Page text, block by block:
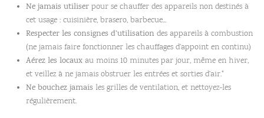
Ne jamais utiliser pour se chauffer des appareils non destinés à
cet usage : cuisinière, brasero, barbecue...
Respecter les consignes d’utilisation des appareils à combustion
(ne jamais faire fonctionner les chauffages d’appoint en continu)
Aérez les locaux au moins 10 minutes par jour, même en hiver,
et veillez à ne jamais obstruer les entrées et sorties d’air."
Ne bouchez jamais les grilles de ventilation, et nettoyez-les
régulièrement.